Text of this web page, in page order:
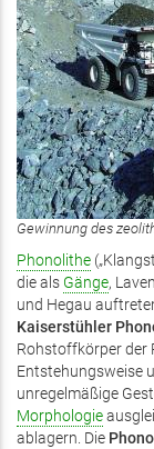
Gewinnung des
Phonolithe
die als Gänge,
und Hegau
Kaiser­stühler
Rohstoffkörper der
Entstehungsweise
unregelmäßige
Morphologie
ablagern. Die